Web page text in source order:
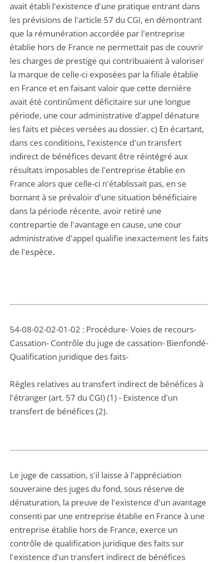
avait établi l'existence d'une pratique entrant dans
les prévisions de l'article 57 du CGI, en démontrant
que la rémunération accordée par l'entreprise
établie hors de France ne permettait pas de couvrir
les charges de prestige qui contribuaient à valoriser
la marque de celle-ci exposées par la filiale établie
en France et en faisant valoir que cette dernière
avait été continûment déficitaire sur une longue
période, une cour administrative d'appel dénature
les faits et pièces versées au dossier. c) En écartant,
dans ces conditions, l'existence d'un transfert
indirect de bénéfices devant être réintégré aux
résultats imposables de l'entreprise établie en
France alors que celle-ci n'établissait pas, en se
bornant à se prévaloir d'une situation bénéficiaire
dans la période récente, avoir retiré une
contrepartie de l'avantage en cause, une cour
administrative d'appel qualifie inexactement les faits
de l'espèce.
54-08-02-02-01-02 : Procédure- Voies de recours-
Cassation- Contrôle du juge de cassation- Bienfondé-
Qualification juridique des faits-
Règles relatives au transfert indirect de bénéfices à
l'étranger (art. 57 du CGI) (1) - Existence d'un
transfert de bénéfices (2).
Le juge de cassation, s'il laisse à l'appréciation
souveraine des juges du fond, sous réserve de
dénaturation, la preuve de l'existence d'un avantage
consenti par une entreprise établie en France à une
entreprise établie hors de France, exerce un
contrôle de qualification juridique des faits sur
l'existence d'un transfert indirect de bénéfices